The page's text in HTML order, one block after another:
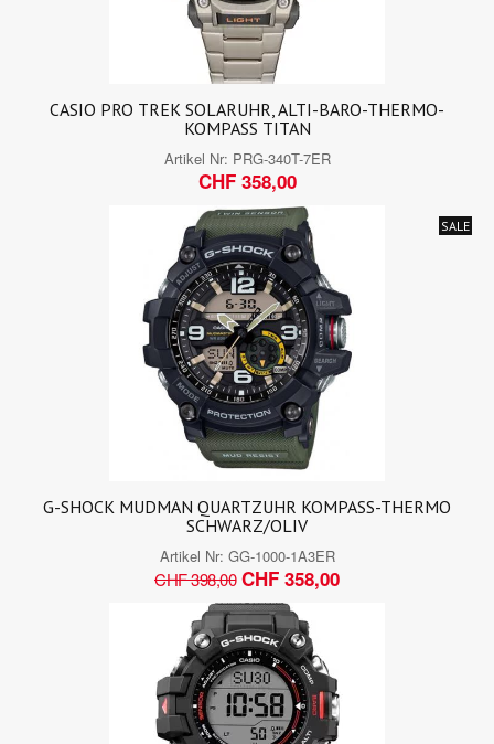
CASIO PRO TREK SOLARUHR, ALTI-BARO-THERMO-
KOMPASS TITAN
Artikel Nr: PRG-340T-7ER
CHF 358,00
SALE
G-SHOCK MUDMAN QUARTZUHR KOMPASS-THERMO
SCHWARZ/OLIV
Artikel Nr: GG-1000-1A3ER
CHF 398,00 CHF 358,00